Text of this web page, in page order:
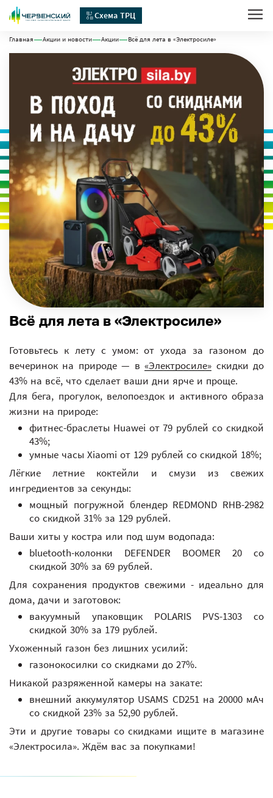
Схема ТРЦ
Главная Акции и новости Акции Всё для лета в «Электросиле»
Всё для лета в «Электросиле»
Готовьтесь к лету с умом: от ухода за газоном до
вечеринок на природе — в«Электросиле» скидки до
43% на всё, что сделает ваши дни ярче и проще.
Для бега, прогулок, велопоездок и активного образа
жизни на природе:
фитнес-браслеты Huawei от 79 рублей со скидкой
43%;
умные часы Xiaomi от 129 рублей со скидкой 18%;
Лёгкие летние коктейли и смузи из свежих
ингредиентов за секунды:
мощный погружной блендер REDMOND RHB-2982
со скидкой 31% за 129 рублей.
Ваши хиты у костра или под шум водопада:
bluetooth-колонки DEFENDER BOOMER 20 со
скидкой 30% за 69 рублей.
Для сохранения продуктов свежими - идеально для
дома, дачи и заготовок:
вакуумный упаковщик POLARIS PVS-1303 со
скидкой 30% за 179 рублей.
Ухоженный газон без лишних усилий:
газонокосилки со скидками до 27%.
Никакой разряженной камеры на закате:
внешний аккумулятор USAMS CD251 на 20000 мАч
со скидкой 23% за 52,90 рублей.
Эти и другие товары со скидками ищите в магазине
«Электросила». Ждём вас за покупками!